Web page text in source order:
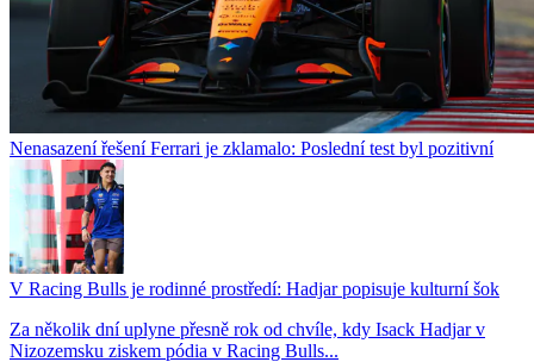
Nenasazení řešení Ferrari je zklamalo: Poslední test byl pozitivní
V Racing Bulls je rodinné prostředí: Hadjar popisuje kulturní šok
Za několik dní uplyne přesně rok od chvíle, kdy Isack Hadjar v
Nizozemsku ziskem pódia v Racing Bulls...